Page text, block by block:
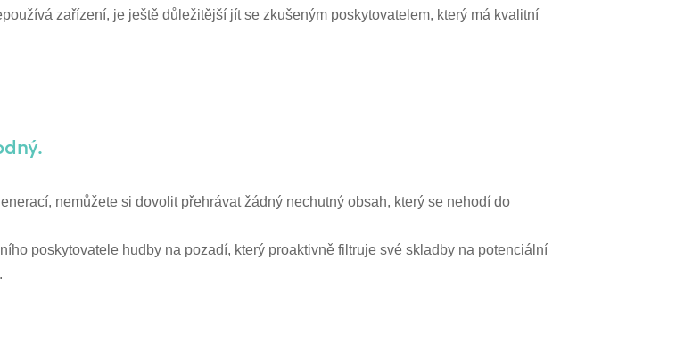
zařízení, je ještě důležitější jít se zkušeným poskytovatelem, který má kvalitní
nemůžete si dovolit přehrávat žádný nechutný obsah, který se nehodí do
poskytovatele hudby na pozadí, který proaktivně filtruje své skladby na potenciální